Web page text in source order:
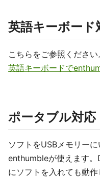
英語キーボード
こちらをご参照ください
英語キーボードで
ポータブル対応
ソフトをUSBメモリー
enthumbleが使えます
にソフトを入れても動作